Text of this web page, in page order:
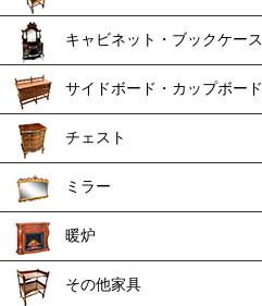
キャビネット・ブックケース
サイドボード・カップボード
チェスト
ミラー
暖炉
その他家具